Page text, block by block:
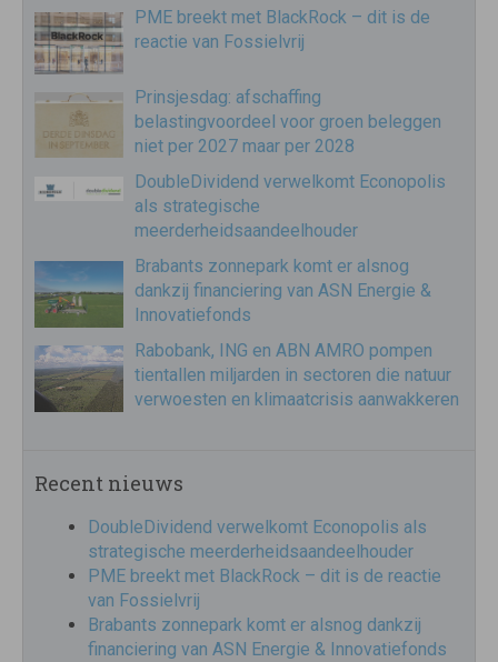
PME breekt met BlackRock – dit is de
reactie van Fossielvrij
Prinsjesdag: afschaffing
belastingvoordeel voor groen beleggen
niet per 2027 maar per 2028
DoubleDividend verwelkomt Econopolis
als strategische
meerderheidsaandeelhouder
Brabants zonnepark komt er alsnog
dankzij financiering van ASN Energie &
Innovatiefonds
Rabobank, ING en ABN AMRO pompen
tientallen miljarden in sectoren die natuur
verwoesten en klimaatcrisis aanwakkeren
Recent nieuws
DoubleDividend verwelkomt Econopolis als
strategische meerderheidsaandeelhouder
PME breekt met BlackRock – dit is de reactie
van Fossielvrij
Brabants zonnepark komt er alsnog dankzij
financiering van ASN Energie & Innovatiefonds